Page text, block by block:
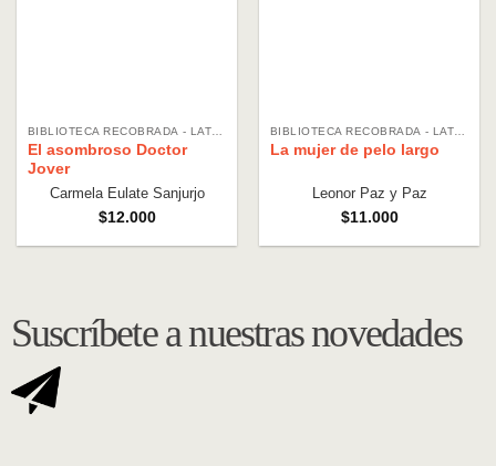
El asombroso Doctor
Jover
Carmela Eulate Sanjurjo
$12.000
La mujer de pelo largo
Leonor Paz y Paz
$11.000
Suscríbete a nuestras novedades